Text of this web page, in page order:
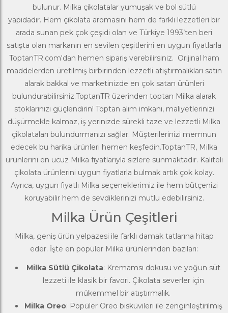
bulunur. Milka çikolatalar yumuşak ve bol sütlü
yapıdadır. Hem çikolata aromasını hem de farklı lezzetleri bir
arada sunan pek çok çeşidi olan ve Türkiye 1993’ten beri
satışta olan markanın en sevilen çeşitlerini en uygun fiyatlarla
ToptanTR.com'dan hemen sipariş verebilirsiniz. Orijinal ham
maddelerden üretilmiş birbirinden lezzetli atıştırmalıkları satın
alarak bakkal ve marketinizde en çok satan ürünleri
bulundurabilirsiniz.ToptanTR üzerinden toptan Milka alarak
stoklarınızı güçlendirin! Toptan alım imkanı, maliyetlerinizi
düşürmekle kalmaz, iş yerinizde sürekli taze ve lezzetli Milka
çikolataları bulundurmanızı sağlar. Müşterilerinizi memnun
edecek bu harika ürünleri hemen keşfedin.ToptanTR, Milka
ürünlerini en ucuz Milka fiyatlarıyla sizlere sunmaktadır. Kaliteli
çikolata ürünlerini uygun fiyatlarla bulmak artık çok kolay.
Ayrıca, uygun fiyatlı Milka seçeneklerimiz ile hem bütçenizi
koruyabilir hem de sevdiklerinizi mutlu edebilirsiniz.
Milka Ürün Çeşitleri
Milka, geniş ürün yelpazesi ile farklı damak tatlarına hitap
eder. İşte en popüler Milka ürünlerinden bazıları:
Milka Sütlü Çikolata: Kremamsı dokusu ve yoğun süt
lezzeti ile klasik bir favori. Çikolata severler için
mükemmel bir atıştırmalık.
Milka Oreo: Popüler Oreo bisküvileri ile zenginleştirilmiş